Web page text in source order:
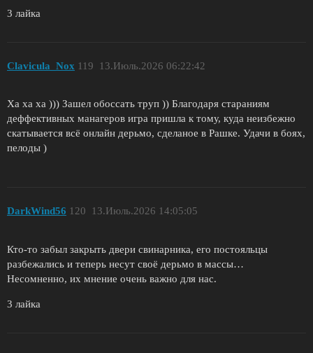
3 лайка
Clavicula_Nox 13.Июль.2026 06:22:42
119
Ха ха ха ))) Зашел обоссать труп )) Благодаря стараниям
деффективных манагеров игра пришла к тому, куда неизбежно
скатывается всё онлайн дерьмо, сделаное в Рашке. Удачи в боях,
пелоды )
DarkWind56 13.Июль.2026 14:05:05
120
Кто-то забыл закрыть двери свинарника, его постояльцы
разбежались и теперь несут своё дерьмо в массы…
Несомненно, их мнение очень важно для нас.
3 лайка